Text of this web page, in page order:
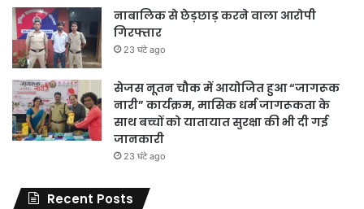
नाबालिक से छेड़छाड़ करने वाला आरोपी
गिरफ्तार
23 घंटे ago
सेजस नूतन चौक में आयोजित हुआ “जागरूक
नारी” कार्यक्रम, मासिक धर्म जागरूकता के
साथ बच्चों को यातायात सुरक्षा की भी दी गई
जानकारी
23 घंटे ago
Recent Posts